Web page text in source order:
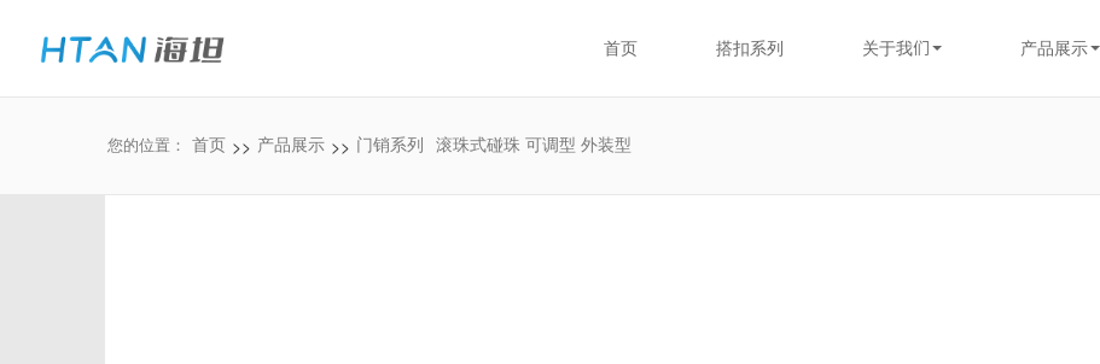
首页 搭扣系列 关于我们 产品展示
您的位置： 首页 >> 产品展示 >> 门销系列 滚珠式碰珠 可调型 外装型